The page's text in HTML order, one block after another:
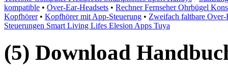
kompatible • Over-Ear-Headsets • Rechner Fernseher Ohrbügel
Kopfhörer• Kopfhörer mit App-Steuerung • Zweifach faltbare
Steuerungen Smart Living Lifes Elesion Apps Tuya
(5) Download